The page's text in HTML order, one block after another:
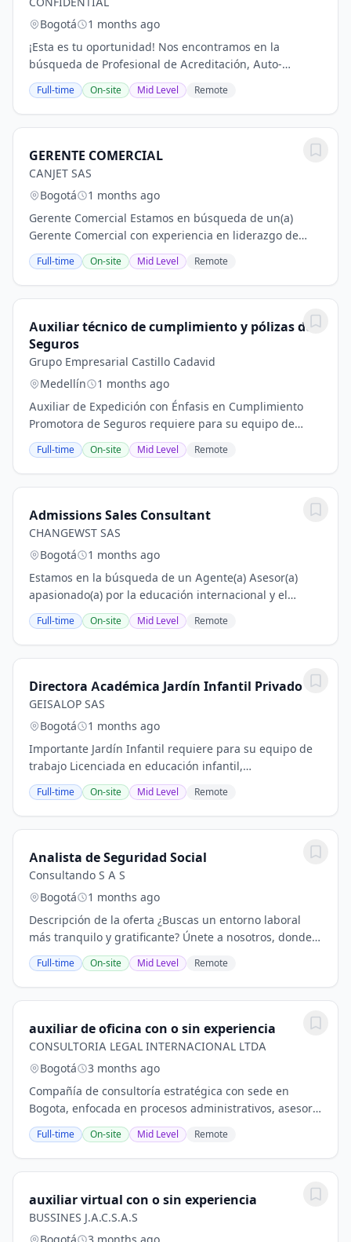
Bogotá
1 months ago
¡Esta es tu oportunidad! Nos encontramos en la
búsqueda de Profesional de Acreditación, Auto-
evaluación y Registro Calificado en educación superior
para trabajar en la ciudad de Bogotá. ¿En que...
Full-time On-site Mid Level Remote
GERENTE COMERCIAL
CANJET SAS
Bogotá
1 months ago
Gerente Comercial Estamos en búsqueda de un(a)
Gerente Comercial con experiencia en liderazgo de
equipos, desarrollo de estrategias comerciales y
cumplimiento de metas, capaz de dirigir y coordinar...
Full-time On-site Mid Level Remote
Auxiliar técnico de cumplimiento y pólizas de
Seguros
Grupo Empresarial Castillo Cadavid
Medellín
1 months ago
Auxiliar de Expedición con Énfasis en Cumplimiento
Promotora de Seguros requiere para su equipo de
trabajo profesionales o estudiantes de últimos
semestres en carreras como Administración,
Ingeniería...
Full-time On-site Mid Level Remote
Admissions Sales Consultant
CHANGEWST SAS
Bogotá
1 months ago
Estamos en la búsqueda de un Agente(a) Asesor(a)
apasionado(a) por la educación internacional y el
acompañamiento a estudiantes en su proyecto de vida.
Rol: Brindar asesoría personalizada a...
Full-time On-site Mid Level Remote
Directora Académica Jardín Infantil Privado
GEISALOP SAS
Bogotá
1 months ago
Importante Jardín Infantil requiere para su equipo de
trabajo Licenciada en educación infantil,
psicopedagogía o Educación infantil, para ocupar el
cargo en mención, que cuente con experiencia de 3...
Full-time On-site Mid Level Remote
Analista de Seguridad Social
Consultando S A S
Bogotá
1 months ago
Descripción de la oferta ¿Buscas un entorno laboral
más tranquilo y gratificante? Únete a nosotros, donde
vivirás nuestra cultura, enfocada en tu bienestar y
desarrollo personal. Que tengan...
Full-time On-site Mid Level Remote
auxiliar de oficina con o sin experiencia
CONSULTORIA LEGAL INTERNACIONAL LTDA
Bogotá
3 months ago
Compañía de consultoría estratégica con sede en
Bogota, enfocada en procesos administrativos, asesoría
organizacional y gestión documental corporativa. Nos
destacamos por la implementación de...
Full-time On-site Mid Level Remote
auxiliar virtual con o sin experiencia
BUSSINES J.A.C.S.A.S
Bogotá
3 months ago